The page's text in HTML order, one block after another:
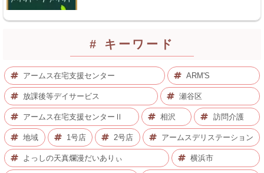
# キーワード
アームス在宅支援センター ARM'S
放課後等デイサービス 瀬谷区
アームス在宅支援センターⅡ 相沢 訪問介護
地域 1号店 2号店 アームスデリステーション
よっしの天真爛漫だいありぃ 横浜市